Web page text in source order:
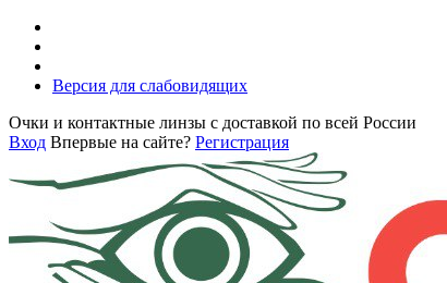
Версия для слабовидящих
Очки и контактные линзы с доставкой по всей России
Вход Впервые на сайте? Регистрация